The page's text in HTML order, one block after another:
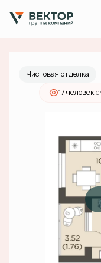
1-комнатная
Ипотекаот 33 965 руб./мес.
Чистовая отделка
17 человек